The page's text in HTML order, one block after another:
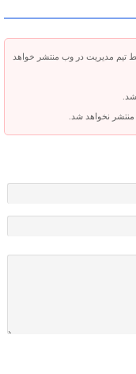
تیم مدیریت در وب منتشر خواهد
منتشر نخواهد شد.